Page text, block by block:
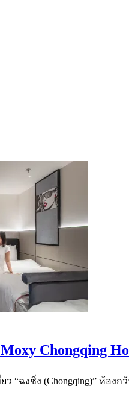
Chongqing
ว “ฉงชิ่ง (Chongqing)” ห้อ